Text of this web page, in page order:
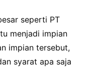
seperti PT
menjadi impian
impian tersebut,
syarat apa saja